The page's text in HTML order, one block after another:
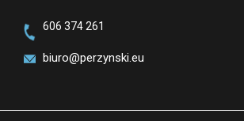
606 374 261
biuro@perzynski.eu